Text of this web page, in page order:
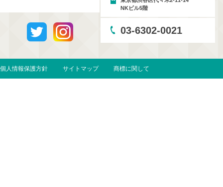
NKビル5階
03-6302-0021
個人情報保護方針 サイトマップ 商標に関して